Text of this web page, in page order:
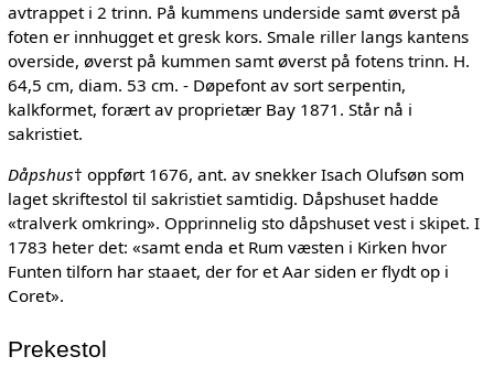
avtrappet i 2 trinn. På kummens underside samt øverst på
foten er innhugget et gresk kors. Smale riller langs kantens
overside, øverst på kummen samt øverst på fotens trinn. H.
64,5 cm, diam. 53 cm. - Døpefont av sort serpentin,
kalkformet, forært av proprietær Bay 1871. Står nå i
sakristiet.
Dåpshus† oppført 1676, ant. av snekker Isach Olufsøn som
laget skriftestol til sakristiet samtidig. Dåpshuset hadde
«tralverk omkring». Opprinnelig sto dåpshuset vest i skipet. I
1783 heter det: «samt enda et Rum væsten i Kirken hvor
Funten tilforn har staaet, der for et Aar siden er flydt op i
Coret».
Prekestol